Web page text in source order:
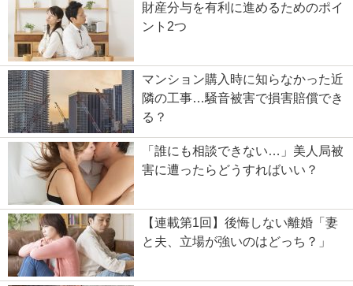
財産分与を有利に進めるためのポイ
ント2つ
マンション購入時に知らなかった近
隣の工事…騒音被害で損害賠償でき
る？
「誰にも相談できない…」美人局被
害に遭ったらどうすればいい？
【連載第1回】後悔しない離婚「妻
と夫、立場が強いのはどっち？」